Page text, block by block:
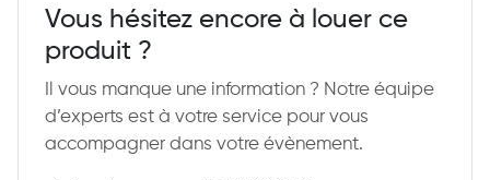
Vous hésitez encore à louer ce
produit ?
Il vous manque une information ? Notre équipe
d’experts est à votre service pour vous
accompagner dans votre évènement.